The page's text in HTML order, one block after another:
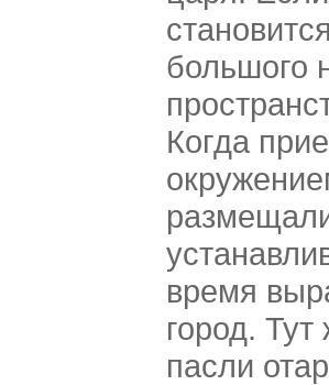
большого
Когда
время
город.
пасли